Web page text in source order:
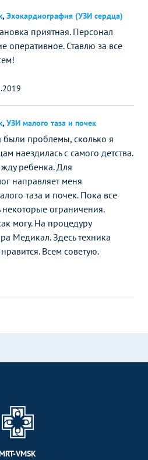
, Эхокардиография (УЗИ сердца)
приятная. Персонал
оперативное. Ставлю за все
, УЗИ малого таза и почек
были проблемы, сколько я
наездилась с самого детства.
ребенка. Для
направляет меня
таза и почек. Пока все
ограничения.
могу. На процедуру
Медикал. Здесь техника
Всем советую.
VMSK